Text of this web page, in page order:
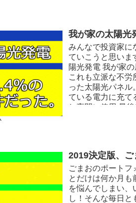
我が家の太陽光
みんなで投資家に
ていこうと思いま
陽光発電 我が家
これも立派な不労
った太陽光パネル
ている電力に充て
し夜間に使用 最
番が今の技術な
れた。 仕方がな
ます。 フルロー
減らし、毎日の天
ればよかったか
象としてはありだ
2019決定版、ご
ごまおのポートフ
とだけは何か月も
を悩んでしまい、
し！そんな毎日